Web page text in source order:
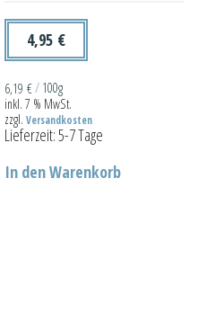
4,95 €
6,19€/ 100g
inkl. 7 % MwSt.
zzgl.Versandkosten
Lieferzeit:5-7 Tage
In den Warenkorb